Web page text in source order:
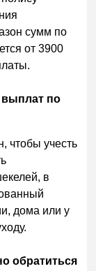
сумм по
от 3900
по
чтобы учесть
в
дома или у
обратиться